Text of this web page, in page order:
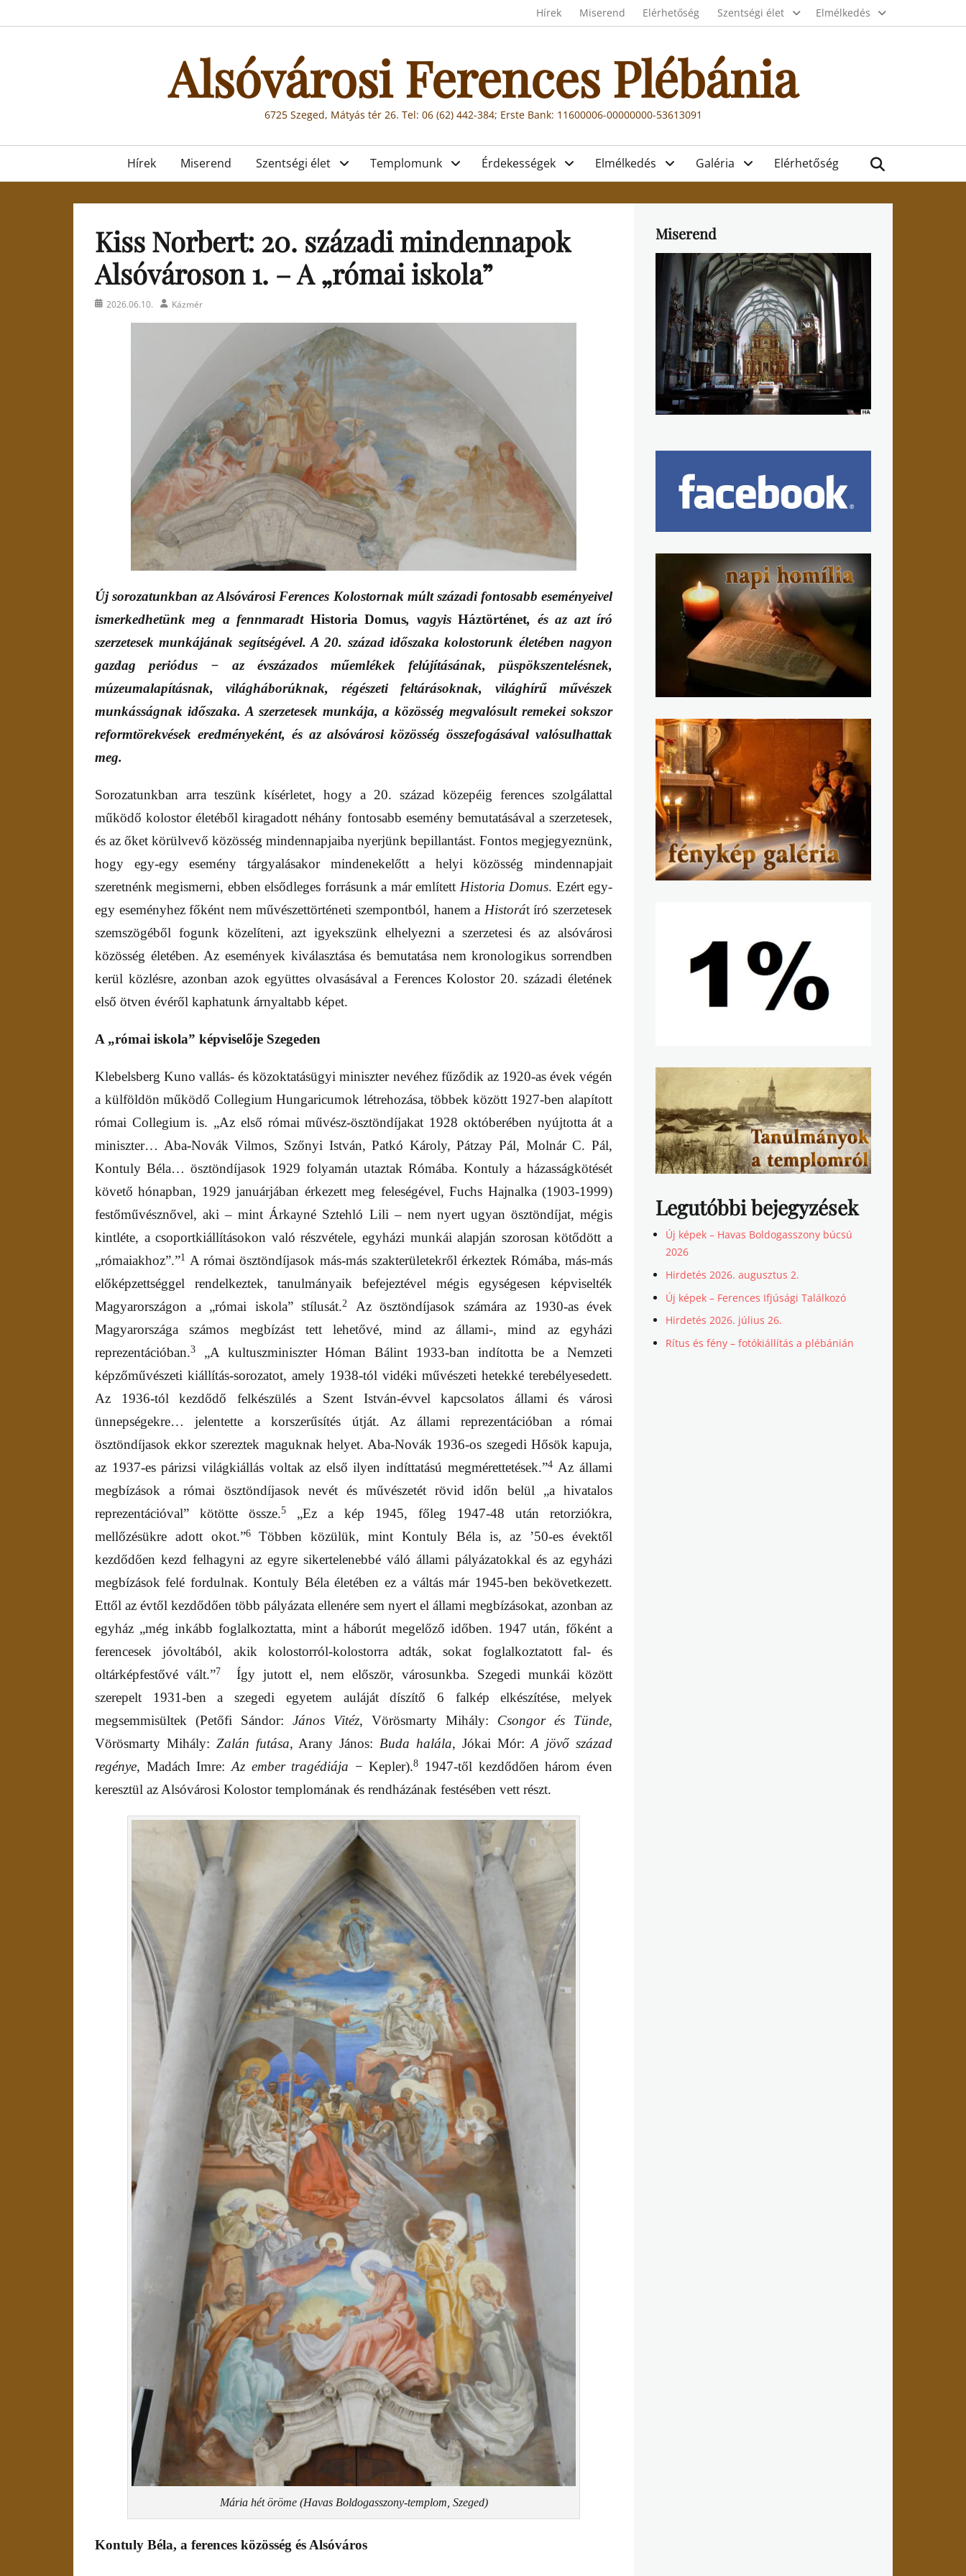
to
Header menu
Hírek Miserend Elérhetőség Szentségi élet Elmélkedés
Alsóvárosi Ferences Plébánia
6725 Szeged, Mátyás tér 26. Tel: 06 (62) 442-384; Erste Bank: 11600006-00000000-53613091
Primary
menu
Hírek Miserend Szentségi élet Templomunk Érdekességek Elmélkedés Galéria Elérhetőség
Kiss Norbert: 20. századi mindennapok
Alsóvároson 1. – A „római iskola”
Posted2026.06.10. AuthorKázmér
Új sorozatunkban az Alsóvárosi Ferences Kolostornak múlt századi fontosabb eseményeivel
ismerkedhetünk meg a fennmaradt Historia Domus, vagyisHáztörténet, és az azt író
szerzetesek munkájának segítségével. A 20. század időszaka kolostorunk életében nagyon
gazdag periódus − az évszázados műemlékek felújításának, püspökszentelésnek,
múzeumalapításnak, világháborúknak, régészeti feltárásoknak, világhírű művészek
munkásságnak időszaka. A szerzetesek munkája, a közösség megvalósult remekei sokszor
reformtörekvések eredményeként, és az alsóvárosi közösség összefogásával valósulhattak
meg.
Sorozatunkban arra teszünk kísérletet, hogy a 20. század közepéig ferences szolgálattal
működő kolostor életéből kiragadott néhány fontosabb esemény bemutatásával a szerzetesek,
és az őket körülvevő közösség mindennapjaiba nyerjünk bepillantást. Fontos megjegyeznünk,
hogy egy-egy esemény tárgyalásakor mindenekelőtt a helyi közösség mindennapjait
szeretnénk megismerni, ebben elsődleges forrásunk a már említett Historia Domus. Ezért egy-
egy eseményhez főként nem művészettörténeti szempontból, hanem a Historát író szerzetesek
szemszögéből fogunk közelíteni, azt igyekszünk elhelyezni a szerzetesi és az alsóvárosi
közösség életében. Az események kiválasztása és bemutatása nem kronologikus sorrendben
kerül közlésre, azonban azok együttes olvasásával a Ferences Kolostor 20. századi életének
első ötven évéről kaphatunk árnyaltabb képet.
A „római iskola” képviselője Szegeden
Klebelsberg Kuno vallás- és közoktatásügyi miniszter nevéhez fűződik az 1920-as évek végén
a külföldön működő Collegium Hungaricumok létrehozása, többek között 1927-ben alapított
római Collegium is. „Az első római művész-ösztöndíjakat 1928 októberében nyújtotta át a
miniszter… Aba-Novák Vilmos, Szőnyi István, Patkó Károly, Pátzay Pál, Molnár C. Pál,
Kontuly Béla… ösztöndíjasok 1929 folyamán utaztak Rómába. Kontuly a házasságkötését
követő hónapban, 1929 januárjában érkezett meg feleségével, Fuchs Hajnalka (1903-1999)
festőművésznővel, aki – mint Árkayné Sztehló Lili – nem nyert ugyan ösztöndíjat, mégis
kintléte, a csoportkiállításokon való részvétele, egyházi munkái alapján szorosan kötődött a
„rómaiakhoz”.”1 A római ösztöndíjasok más-más szakterületekről érkeztek Rómába, más-más
előképzettséggel rendelkeztek, tanulmányaik befejeztével mégis egységesen képviselték
Magyarországon a „római iskola” stílusát.2
Az ösztöndíjasok számára az 1930-as évek
Magyarországa számos megbízást tett lehetővé, mind az állami-, mind az egyházi
reprezentációban.3
„A kultuszminiszter Hóman Bálint 1933-ban indította be a Nemzeti
képzőművészeti kiállítás-sorozatot, amely 1938-tól vidéki művészeti hetekké terebélyesedett.
Az 1936-tól kezdődő felkészülés a Szent István-évvel kapcsolatos állami és városi
ünnepségekre… jelentette a korszerűsítés útját. Az állami reprezentációban a római
ösztöndíjasok ekkor szereztek maguknak helyet. Aba-Novák 1936-os szegedi Hősök kapuja,
az 1937-es párizsi világkiállás voltak az első ilyen indíttatású megmérettetések.”4Az állami
megbízások a római ösztöndíjasok nevét és művészetét rövid időn belül „a hivatalos
reprezentációval” kötötte össze.5
„Ez a kép 1945, főleg 1947-48 után retorziókra,
mellőzésükre adott okot.”6Többen közülük, mint Kontuly Béla is, az ’50-es évektől
kezdődően kezd felhagyni az egyre sikertelenebbé váló állami pályázatokkal és az egyházi
megbízások felé fordulnak. Kontuly Béla életében ez a váltás már 1945-ben bekövetkezett.
Ettől az évtől kezdődően több pályázata ellenére sem nyert el állami megbízásokat, azonban az
egyház „még inkább foglalkoztatta, mint a háborút megelőző időben. 1947 után, főként a
ferencesek jóvoltából, akik kolostorról-kolostorra adták, sokat foglalkoztatott fal- és
oltárképfestővé vált.”7
Így jutott el, nem először, városunkba. Szegedi munkái között
szerepelt 1931-ben a szegedi egyetem auláját díszítő 6 falkép elkészítése, melyek
megsemmisültek (Petőfi Sándor: János Vitéz, Vörösmarty Mihály: Csongor és Tünde,
Vörösmarty Mihály: Zalán futása, Arany János:Buda halála, Jókai Mór:A jövő század
regénye, Madách Imre:Az ember tragédiája − Kepler).8
1947-től kezdődően három éven
keresztül az Alsóvárosi Kolostor templomának és rendházának festésében vett részt.
Mária hét öröme (Havas Boldogasszony-templom, Szeged)
Kontuly Béla, a ferences közösség és Alsóváros
Miserend
Legutóbbi bejegyzések
Új képek – Havas Boldogasszony búcsú
2026
Hirdetés 2026. augusztus 2.
Új képek – Ferences Ifjúsági Találkozó
Hirdetés 2026. július 26.
Rítus és fény – fotókiállítás a plébánián